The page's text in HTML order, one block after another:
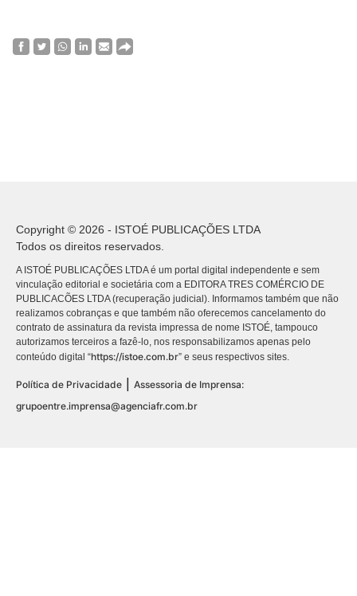
Copyright © 2026 - ISTOÉ PUBLICAÇÕES LTDA
Todos os direitos reservados.
A ISTOÉ PUBLICAÇÕES LTDA é um portal digital independente e sem
vinculação editorial e societária com a EDITORA TRES COMÉRCIO DE
PUBLICACÕES LTDA (recuperação judicial). Informamos também que não
realizamos cobranças e que também não oferecemos cancelamento do
contrato de assinatura da revista impressa de nome ISTOÉ, tampouco
autorizamos terceiros a fazê-lo, nos responsabilizamos apenas pelo
conteúdo digital “https://istoe.com.br” e seus respectivos sites.
Política de Privacidade
Assessoria de Imprensa:
grupoentre.imprensa@agenciafr.com.br